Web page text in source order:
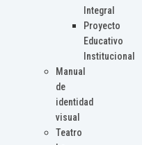
Integral
Proyecto
Educativo
Institucional
Manual
de
identidad
visual
Teatro